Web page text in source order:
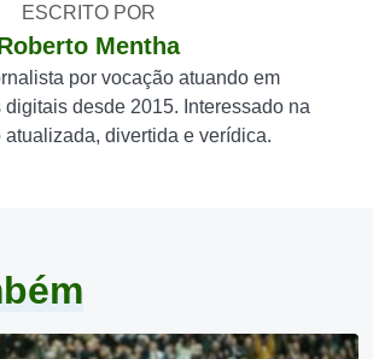
ESCRITO POR
Mentha
por vocação atuando em
desde 2015. Interessado na
atualizada, divertida e verídica.